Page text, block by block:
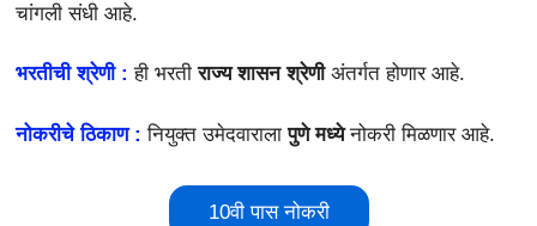
चांगली संधी आहे.
भरतीची श्रेणी :ही भरती राज्य शासन श्रेणी अंतर्गत होणार आहे.
नोकरीचे ठिकाण :नियुक्त उमेदवाराला पुणे मध्येनोकरी मिळणार आहे.
10वी पास नोकरी